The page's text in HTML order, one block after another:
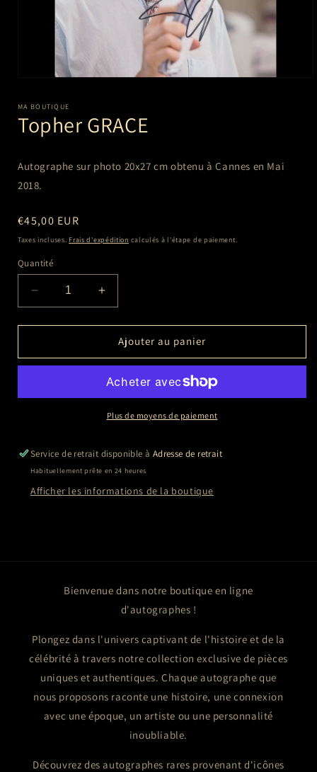
média
dans
une
MA BOUTIQUE
Topher GRACE
Autographe sur photo 20x27 cmobtenu à Cannes en Mai
2018.
Prix
habituel
€45,00 EUR
Taxes incluses. Frais d'expédition calculés à l'étape de paiement.
Quantité
Réduire
la
quantité
Topher
Augmenter
la
quantité
Topher
Ajouter au panier
Plus de moyens de paiement
Service de retrait disponible à Adresse de retrait
Habituellement prête en 24 heures
Afficher les informations de la boutique
Bienvenue dans notre boutique en ligne
d'autographes !
Plongez dans l'univers captivant de l'histoire et de la
célébrité à travers notre collection exclusive de pièces
uniques et authentiques. Chaque autographe que
nous proposons raconte une histoire, une connexion
avec une époque, un artiste ou une personnalité
inoubliable.
Découvrez des autographes rares provenant d'icônes